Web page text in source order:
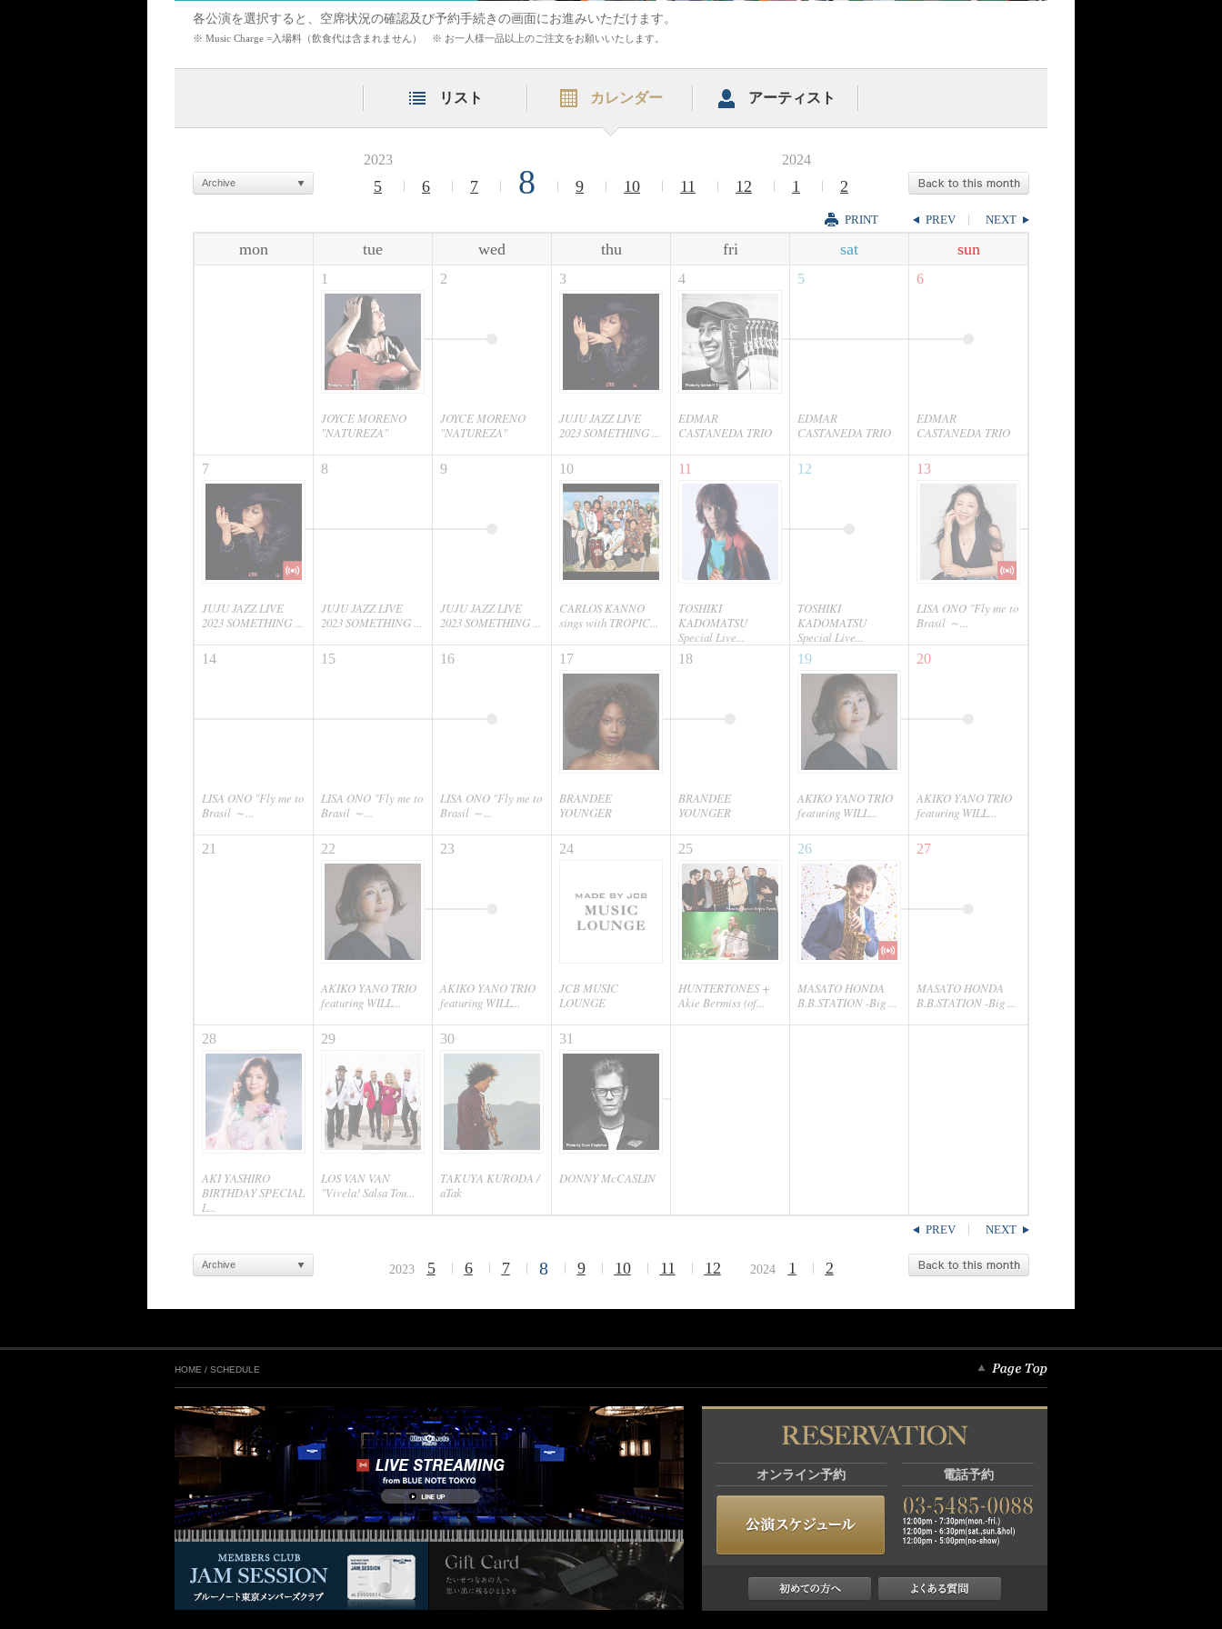
各公演を選択すると、空席状況の確認及び予約手続きの画面にお進みいただけます。
※ Music Charge =入場料（飲食代は含まれません） ※ お一人様一品以上のご注文をお願いいたします。
リスト カレンダー アーティスト
2023
5 6 7 8 9 10 11 12
2024
1 2
Archive
PRINT PREV NEXT
mon tue wed thu fri sat sun
1
JOYCE MORENO
"NATUREZA"
2
JOYCE MORENO
"NATUREZA"
3
JUJU JAZZ LIVE
2023 SOMETHING ...
4
EDMAR
CASTANEDA TRIO
5
EDMAR
CASTANEDA TRIO
6
EDMAR
CASTANEDA TRIO
7
JUJU JAZZ LIVE
2023 SOMETHING ...
8
JUJU JAZZ LIVE
2023 SOMETHING ...
9
JUJU JAZZ LIVE
2023 SOMETHING ...
10
CARLOS KANNO
sings with TROPIC...
11
TOSHIKI
KADOMATSU
Special Live...
12
TOSHIKI
KADOMATSU
Special Live...
13
LISA ONO "Fly me to
Brasil ～...
14
LISA ONO "Fly me to
Brasil ～...
15
LISA ONO "Fly me to
Brasil ～...
16
LISA ONO "Fly me to
Brasil ～...
17
BRANDEE
YOUNGER
18
BRANDEE
YOUNGER
19
AKIKO YANO TRIO
featuring WILL...
20
AKIKO YANO TRIO
featuring WILL...
21 22
AKIKO YANO TRIO
featuring WILL...
23
AKIKO YANO TRIO
featuring WILL...
24
JCB MUSIC
LOUNGE
25
HUNTERTONES +
Akie Bermiss (of...
26
MASATO HONDA
B.B.STATION -Big ...
27
MASATO HONDA
B.B.STATION -Big ...
28
AKI YASHIRO
BIRTHDAY SPECIAL
L...
29
LOS VAN VAN
"Vivela! Salsa Tou...
30
TAKUYA KURODA /
aTak
31
DONNY McCASLIN
PREV NEXT
2023 5 6 7 8 9 10 11 12 2024 1 2
Archive
HOME / SCHEDULE
オンライン予約 電話予約